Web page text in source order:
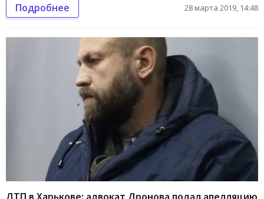
Подробнее 28 марта 2019, 14:48